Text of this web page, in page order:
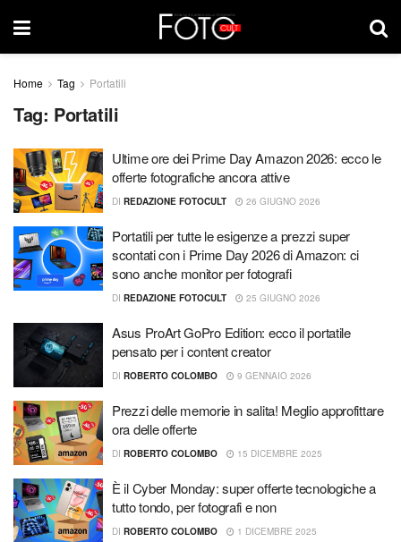
Home Tag Portatili
Tag: Portatili
Ultime ore dei Prime Day Amazon 2026: ecco le
offerte fotografiche ancora attive
DI REDAZIONE FOTOCULT 26 GIUGNO 2026
Portatili per tutte le esigenze a prezzi super
scontati con i Prime Day 2026 di Amazon: ci
sono anche monitor per fotografi
DI REDAZIONE FOTOCULT 25 GIUGNO 2026
Asus ProArt GoPro Edition: ecco il portatile
pensato per i content creator
DI ROBERTO COLOMBO 9 GENNAIO 2026
Prezzi delle memorie in salita! Meglio approfittare
ora delle offerte
DI ROBERTO COLOMBO 15 DICEMBRE 2025
È il Cyber Monday: super offerte tecnologiche a
tutto tondo, per fotografi e non
DI ROBERTO COLOMBO 1 DICEMBRE 2025